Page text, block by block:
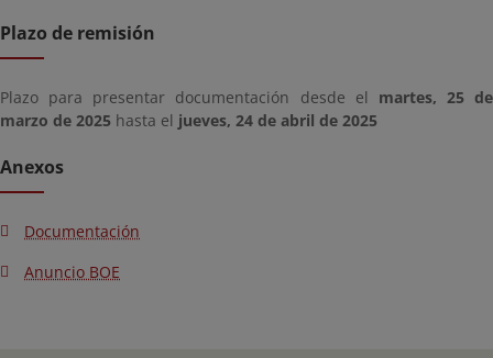
Plazo de remisión
Plazo para presentar documentación desde el martes, 25 de
marzo de 2025 hasta el jueves, 24 de abril de 2025
Anexos
Documentación
Anuncio BOE